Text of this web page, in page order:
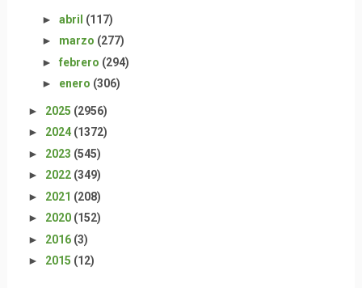
► abril (117)
► marzo (277)
► febrero (294)
► enero (306)
► 2025 (2956)
► 2024 (1372)
► 2023 (545)
► 2022 (349)
► 2021 (208)
► 2020 (152)
► 2016 (3)
► 2015 (12)